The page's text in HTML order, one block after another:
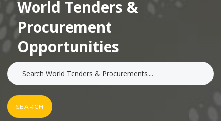
World Tenders &
Procurement
Opportunities
SEARCH